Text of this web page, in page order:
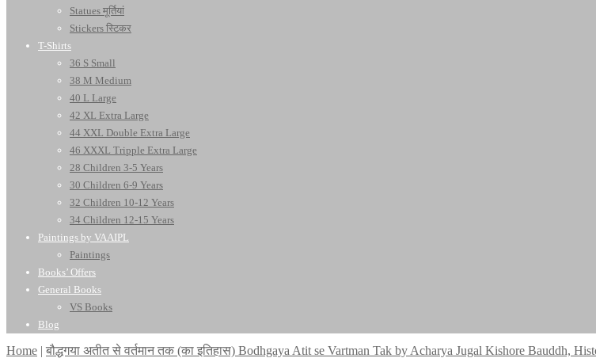
Statues मूर्तियां
Stickers स्टिकर
T-Shirts
36 S Small
38 M Medium
40 L Large
42 XL Extra Large
44 XXL Double Extra Large
46 XXXL Tripple Extra Large
28 Children 3-5 Years
30 Children 6-9 Years
32 Children 10-12 Years
34 Children 12-15 Years
Paintings by VAAIPL
Paintings
Books’ Offers
General Books
VS Books
Blog
Home | बौद्धगया अतीत से वर्तमान तक (का इतिहास) Bodhgaya Atit se Vartman Tak by Acharya Jugal Kishore Bauddh,